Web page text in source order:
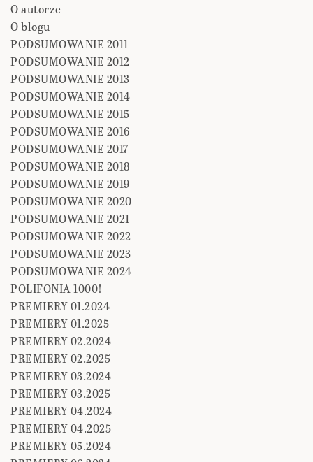
O autorze
O blogu
PODSUMOWANIE 2011
PODSUMOWANIE 2012
PODSUMOWANIE 2013
PODSUMOWANIE 2014
PODSUMOWANIE 2015
PODSUMOWANIE 2016
PODSUMOWANIE 2017
PODSUMOWANIE 2018
PODSUMOWANIE 2019
PODSUMOWANIE 2020
PODSUMOWANIE 2021
PODSUMOWANIE 2022
PODSUMOWANIE 2023
PODSUMOWANIE 2024
POLIFONIA 1000!
PREMIERY 01.2024
PREMIERY 01.2025
PREMIERY 02.2024
PREMIERY 02.2025
PREMIERY 03.2024
PREMIERY 03.2025
PREMIERY 04.2024
PREMIERY 04.2025
PREMIERY 05.2024